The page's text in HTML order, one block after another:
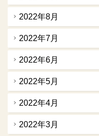
2022年8月
2022年7月
2022年6月
2022年5月
2022年4月
2022年3月